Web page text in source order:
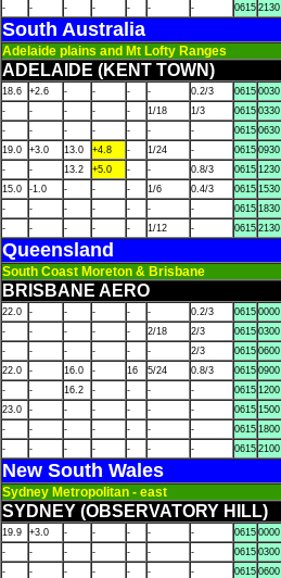
-
- - - - - - 0615 2130
South Australia
Adelaide plains and Mt Lofty Ranges
ADELAIDE (KENT TOWN)
18.6 +2.6 - - - - 0.2/3 0615 0030
-
- - - - 1/18 1/3 0615 0330
-
- - - - - - 0615 0630
19.0
+3.0 13.0 +4.8 - 1/24 - 0615 0930
-
- 13.2 +5.0 - - 0.8/3 0615 1230
15.0
-1.0 - - - 1/6 0.4/3 0615 1530
-
- - - - - - 0615 1830
-
- - - - 1/12 - 0615 2130
Queensland
South Coast Moreton & Brisbane
BRISBANE AERO
22.0 - - - - - 0.2/3 0615 0000
-
- - - - 2/18 2/3 0615 0300
-
- - - - - 2/3 0615 0600
22.0
- 16.0 - 16 5/24 0.8/3 0615 0900
-
- 16.2 - - - - 0615 1200
23.0
- - - - - - 0615 1500
-
- - - - - - 0615 1800
-
- - - - - - 0615 2100
New South Wales
Sydney Metropolitan - east
SYDNEY (OBSERVATORY HILL)
19.9 +3.0 - - - - - 0615 0000
-
- - - - - - 0615 0300
-
- - - - - - 0615 0600